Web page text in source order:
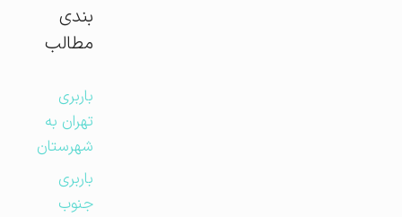
بندی
مطالب
باربری
تهران به
شهرستان
باربری
جنوب